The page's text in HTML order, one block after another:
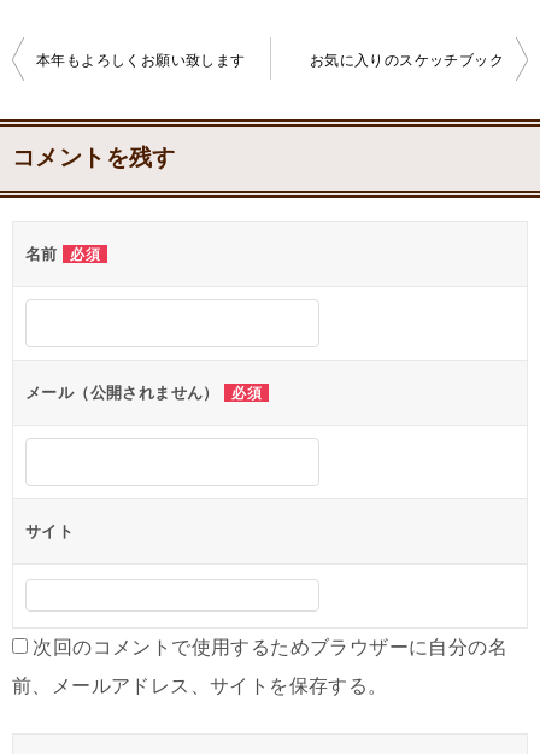
稿
ナ
ゲ
ー
シ
本年もよろしくお願い致します お気に入りのスケッチブック
コメントを残す
名前 必須
メール（公開されません） 必須
サイト
次回のコメントで使用するためブラウザーに自分の名
前、メールアドレス、サイトを保存する。